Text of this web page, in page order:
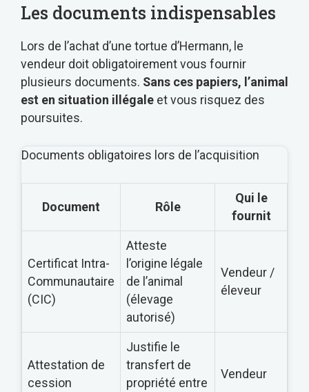
Les documents indispensables
Lors de l’achat d’une tortue d’Hermann, le
vendeur doit obligatoirement vous fournir
plusieurs documents. Sans ces papiers, l’animal
est en situation illégale et vous risquez des
poursuites.
Documents obligatoires lors de l’acquisition
Document Rôle
Qui le
fournit
Certificat Intra-
Communautaire
(CIC)
Atteste
l’origine légale
de l’animal
(élevage
autorisé)
Vendeur /
éleveur
Attestation de
cession
Justifie le
transfert de
propriété entre
Vendeur